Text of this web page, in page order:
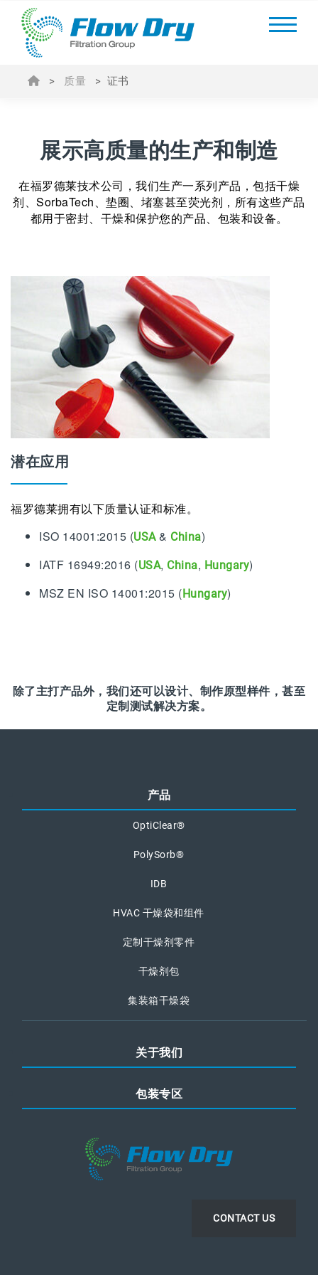
> 质量 > 证书
展示高质量的生产和制造
在福罗德莱技术公司，我们生产一系列产品，包括干燥
剂、SorbaTech、垫圈、堵塞甚至荧光剂，所有这些产品
都用于密封、干燥和保护您的产品、包装和设备。
潜在应用
福罗德莱拥有以下质量认证和标准。
ISO 14001:2015 (USA& China)
IATF 16949:2016 (USA, China, Hungary)
MSZ EN ISO 14001:2015 (Hungary)
除了主打产品外，我们还可以设计、制作原型样件，甚至
定制测试解决方案。
产品
OptiClear®
PolySorb®
IDB
HVAC 干燥袋和组件
定制干燥剂零件
干燥剂包
集装箱干燥袋
关于我们
包装专区
CONTACT US